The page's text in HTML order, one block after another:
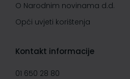
O Narodnim novinama d.d.
Opći uvjeti korištenja
Kontakt informacije
01 650 28 80